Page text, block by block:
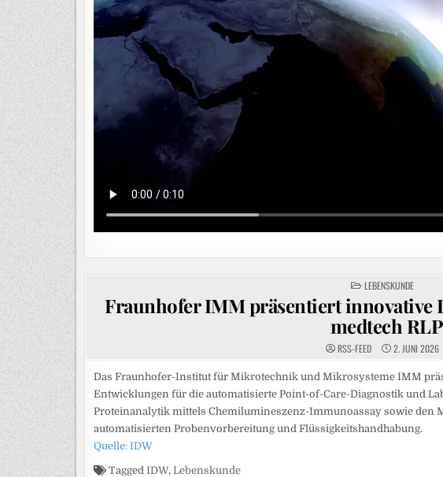
POSTED
IN
LEBENSKUNDE
Fraunhofer IMM präsentiert innovative
medtech RLP
RSS-FEED 2. JUNI 2026
Das Fraunhofer-Institut für Mikrotechnik und Mikrosysteme IMM
Entwicklungen für die automatisierte Point-of-Care-Diagnostik und
Proteinanalytik mittels Chemilumineszenz-Immunoassay sowie den
automatisierten Probenvorbereitung und Flüssigkeitshandhabung.
Quelle: IDW
Tagged IDW, Lebenskunde